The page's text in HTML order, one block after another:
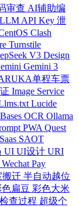
审查 AI辅助编
API Key 泄
Clash
Turnstile
V3 Design
Gemini 3
单程车票
Image Service
Lucide
OCR Ollama
PWA Quest
Saas SAOT
UI UI设计 URI
Wechat Pay
搬迁 半自动越位
扁豆 彩色大米
查过程 超级个